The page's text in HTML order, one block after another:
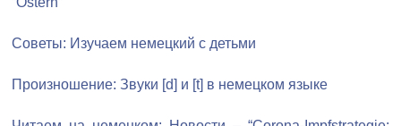
Советы: Изучаем немецкий с детьми
Произношение: Звуки [d] и [t] в немецком языке